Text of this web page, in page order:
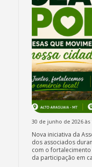
30 de junho de 2026 às
Nova iniciativa da
dos associados
com o
da participação em